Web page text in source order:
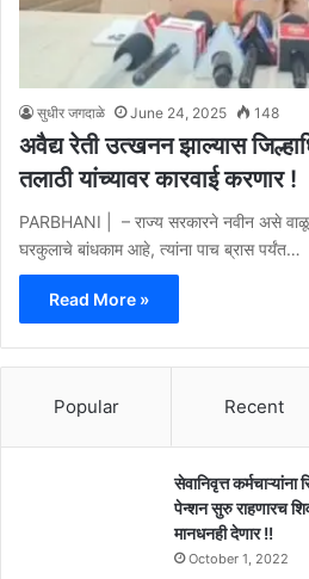
सुधीर जगदाळे June 24, 2025 148
अवैद्य रेती उत्खनन झाल्यास
तलाठी यांच्यावर कारवाई करणार !
PARBHANI | – राज्य सरकारने नवीन असे
घरकुलाचे बांधकाम आहे, त्यांना पाच ब्रास पर्यंत…
Read More »
Popular Recent
सेवानिवृत्त कर्मचाऱ्यांना
पेन्शन सुरु राहणारच
मानधनही देणार !!
October 1, 2022